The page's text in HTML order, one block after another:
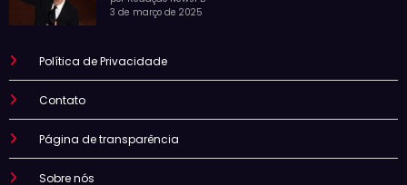
3 de março de 2025
Política de Privacidade
Contato
Página de transparência
Sobre nós